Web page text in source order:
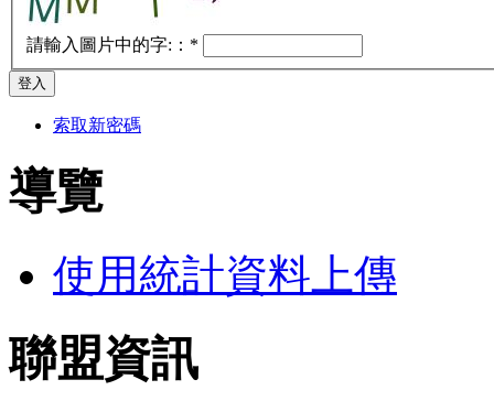
請輸入圖片中的字:： *
索取新密碼
導覽
使用統計資料上傳
聯盟資訊